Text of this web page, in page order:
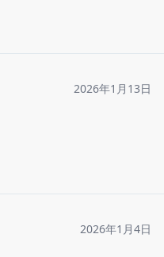
2026年1月13日
2026年1月4日